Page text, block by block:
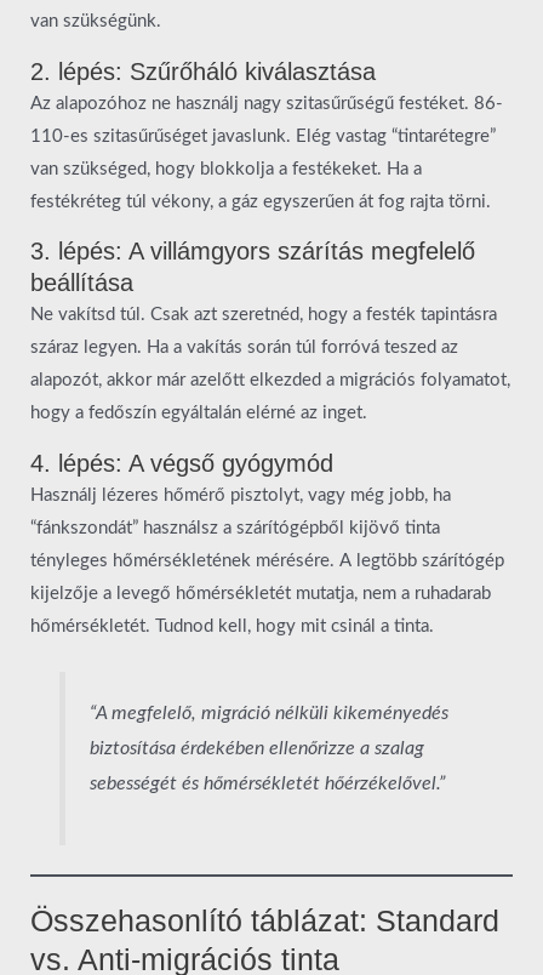
van szükségünk.
2. lépés: Szűrőháló kiválasztása
Az alapozóhoz ne használj nagy szitasűrűségű festéket. 86-
110-es szitasűrűséget javaslunk. Elég vastag “tintarétegre”
van szükséged, hogy blokkolja a festékeket. Ha a
festékréteg túl vékony, a gáz egyszerűen át fog rajta törni.
3. lépés: A villámgyors szárítás megfelelő
beállítása
Ne vakítsd túl. Csak azt szeretnéd, hogy a festék tapintásra
száraz legyen. Ha a vakítás során túl forróvá teszed az
alapozót, akkor már azelőtt elkezded a migrációs folyamatot,
hogy a fedőszín egyáltalán elérné az inget.
4. lépés: A végső gyógymód
Használj lézeres hőmérő pisztolyt, vagy még jobb, ha
“fánkszondát” használsz a szárítógépből kijövő tinta
tényleges hőmérsékletének mérésére. A legtöbb szárítógép
kijelzője a levegő hőmérsékletét mutatja, nem a ruhadarab
hőmérsékletét. Tudnod kell, hogy mit csinál a tinta.
“A megfelelő, migráció nélküli kikeményedés
biztosítása érdekében ellenőrizze a szalag
sebességét és hőmérsékletét hőérzékelővel.”
Összehasonlító táblázat: Standard
vs. Anti-migrációs tinta